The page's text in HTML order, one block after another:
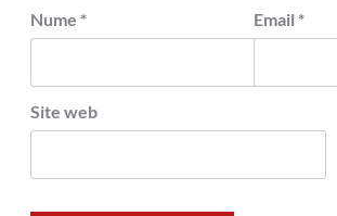
Nume * Email *
Site web